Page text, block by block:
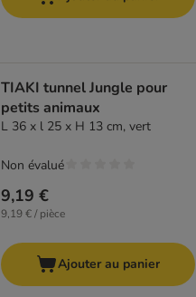
TIAKI tunnel Jungle pour
petits animaux
L 36 x l 25 x H 13 cm, vert
9,19 €
9,19 € / pièce
Non évalué
Ajouter au panier